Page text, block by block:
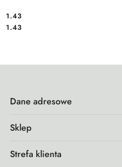
Cena:
1.43
Cena:
1.43
Dane adresowe
Sklep
Strefa klienta